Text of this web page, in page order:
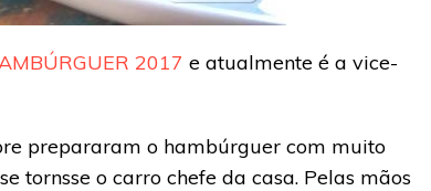
2017 e atualmente é a vice-
prepararam o hambúrguer com muito
tornsse o carro chefe da casa. Pelas mãos